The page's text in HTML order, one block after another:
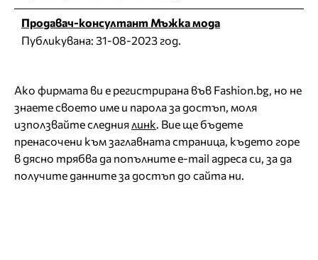
Продавач-консултант Мъжка мода
Публикувана: 31-08-2023 год.
Ако фирмата ви е регистрирана във Fashion.bg, но не
знаете своето име и парола за достъп, моля
използвайте следния линк. Вие ще бъдете
пренасочени към заглавната страница, където горе
в дясно трябва да попълните e-mail адреса си, за да
получите данните за достъп до сайта ни.